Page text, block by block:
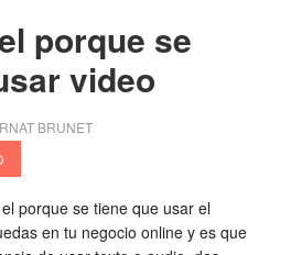
porque se
video
BRUNET
porque se tiene que usar el
en tu negocio online y es que